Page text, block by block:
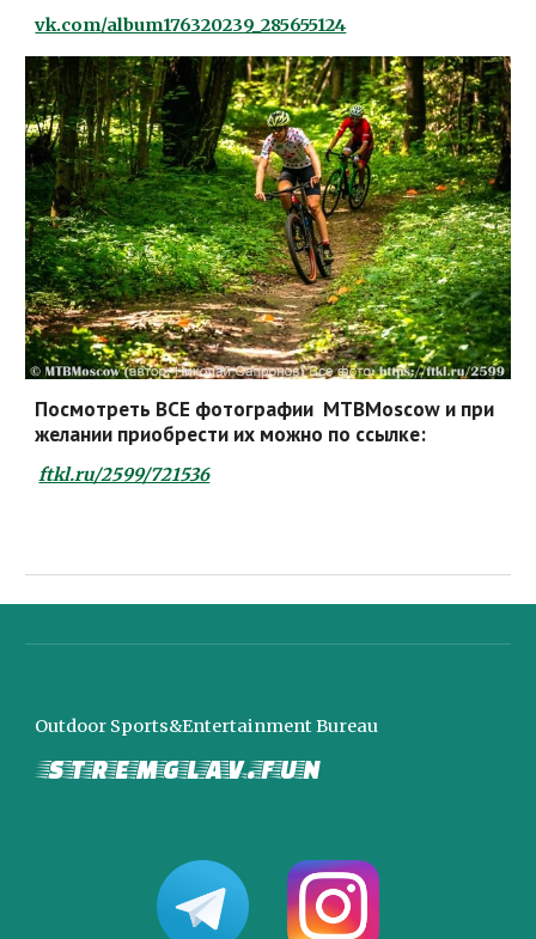
vk.com/album176320239_285655124
Посмотреть ВСЕ фотографии  MTBMoscow и при
желании приобрести их можно по ссылке:
ftkl.ru/2599/721536
Outdoor Sports&Entertainment Bureau
stremglav.fun